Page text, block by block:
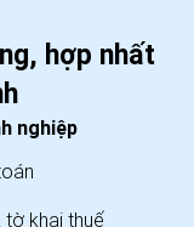
hợp nhất
nghiệp
khai thuế